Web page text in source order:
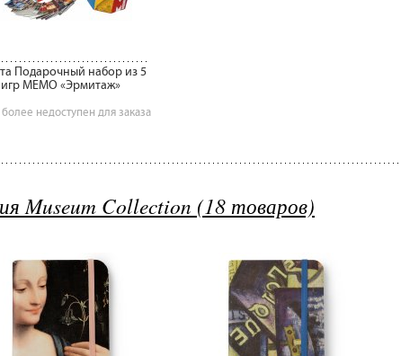
Подарочный набор из 5
игр МЕМО «Эрмитаж»
более недоступен для заказа
Museum Collection (18 товаров)